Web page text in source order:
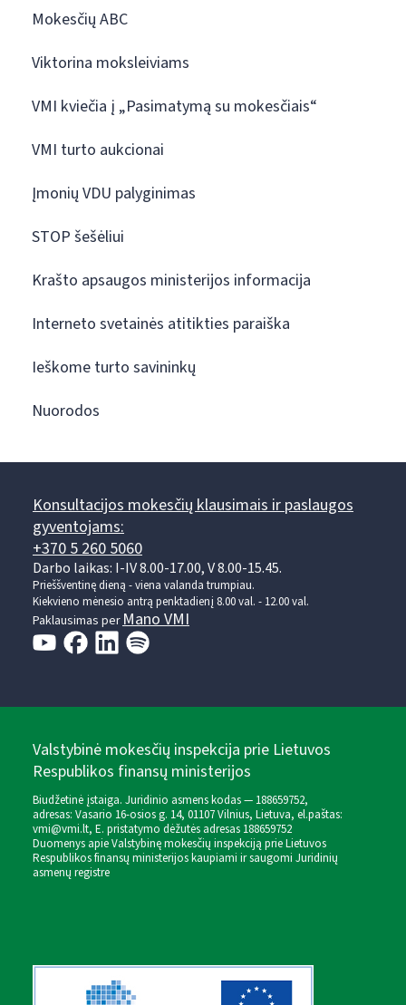
Mokesčių ABC
Viktorina moksleiviams
VMI kviečia į „Pasimatymą su mokesčiais“
VMI turto aukcionai
Įmonių VDU palyginimas
STOP šešėliui
Krašto apsaugos ministerijos informacija
Interneto svetainės atitikties paraiška
Ieškome turto savininkų
Nuorodos
Konsultacijos mokesčių klausimais ir paslaugos
gyventojams:
+370 5 260 5060
Darbo laikas: I-IV 8.00-17.00, V 8.00-15.45.
Prieššventinę dieną - viena valanda trumpiau.
Kiekvieno mėnesio antrą penktadienį 8.00 val. - 12.00 val.
Paklausimas perMano VMI
Valstybinė mokesčių inspekcija prie Lietuvos
Respublikos finansų ministerijos
Biudžetinė įstaiga. Juridinio asmens kodas — 188659752,
adresas: Vasario 16-osios g. 14, 01107 Vilnius, Lietuva, el.paštas:
vmi@vmi.lt, E. pristatymo dėžutės adresas 188659752
Duomenys apie Valstybinę mokesčių inspekciją prie Lietuvos
Respublikos finansų ministerijos kaupiami ir saugomi Juridinių
asmenų registre